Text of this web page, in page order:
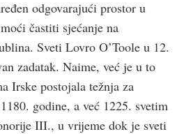
odgovarajući prostor u
častiti sjećanje na
Sveti Lovro O’Toole u 12.
zadatak. Naime, već je u to
Irske postojala težnja za
godine, a već 1225. svetim
III., u vrijeme dok je sveti